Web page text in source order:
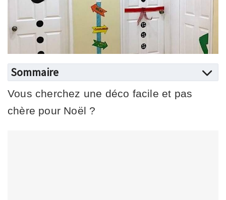
Sommaire
Vous cherchez une déco facile et pas
chère pour Noël ?